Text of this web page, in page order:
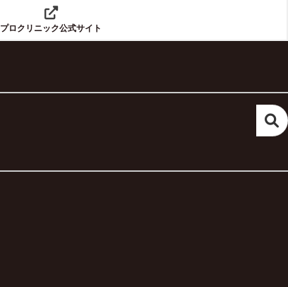
プロクリニック公式サイト